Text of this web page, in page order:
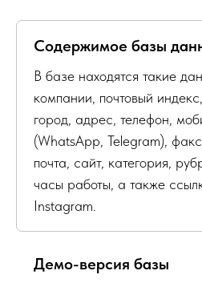
Содержимое базы
В базе находятся такие
компании, почтовый
город, адрес, телефон,
(WhatsApp, Telegram),
почта, сайт, категория,
часы работы, а также
Instagram.
Демо-версия базы